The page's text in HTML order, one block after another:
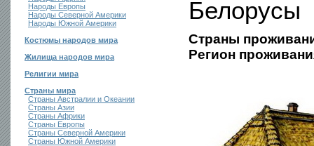
Народы Европы
Народы Северной Америки
Народы Южной Америки
Костюмы народов мира
Жилища народов мира
Религии мира
Страны мира
Страны Австралии и Океании
Страны Азии
Страны Африки
Страны Европы
Страны Северной Америки
Страны Южной Америки
Белорусы
Страны
Регион